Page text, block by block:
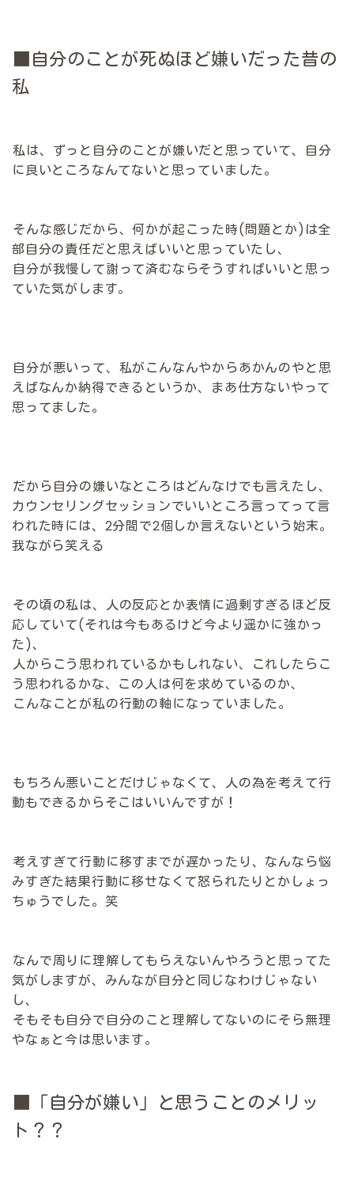
■自分のことが死ぬほど嫌いだった昔の
私
私は、ずっと自分のことが嫌いだと思っていて、自分
に良いところなんてないと思っていました。
そんな感じだから、何かが起こった時(問題とか)は全
部自分の責任だと思えばいいと思っていたし、
自分が我慢して謝って済むならそうすればいいと思っ
ていた気がします。
自分が悪いって、私がこんなんやからあかんのやと思
えばなんか納得できるというか、まあ仕方ないやって
思ってました。
だから自分の嫌いなところはどんなけでも言えたし、
カウンセリングセッションでいいところ言ってって言
われた時には、2分間で2個しか言えないという始末。
我ながら笑える
その頃の私は、人の反応とか表情に過剰すぎるほど反
応していて(それは今もあるけど今より遥かに強かっ
た)、
人からこう思われているかもしれない、これしたらこ
う思われるかな、この人は何を求めているのか、
こんなことが私の行動の軸になっていました。
もちろん悪いことだけじゃなくて、人の為を考えて行
動もできるからそこはいいんですが！
考えすぎて行動に移すまでが遅かったり、なんなら悩
みすぎた結果行動に移せなくて怒られたりとかしょっ
ちゅうでした。笑
なんで周りに理解してもらえないんやろうと思ってた
気がしますが、みんなが自分と同じなわけじゃない
し、
そもそも自分で自分のこと理解してないのにそら無理
やなぁと今は思います。
■「自分が嫌い」と思うことのメリッ
ト？？